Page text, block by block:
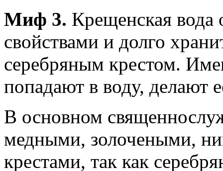
Миф 3. Крещенская вода
свойствами и долго
серебряным крестом.
попадают в воду, делают
В основном
медными, золочеными,
крестами, так как